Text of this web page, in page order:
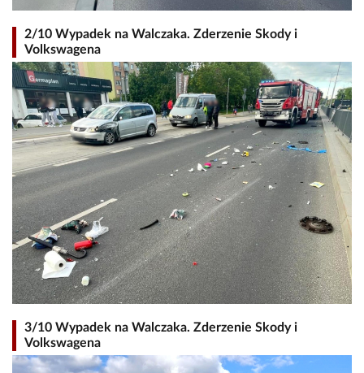
2/10 Wypadek na Walczaka. Zderzenie Skody i
Volkswagena
3/10 Wypadek na Walczaka. Zderzenie Skody i
Volkswagena